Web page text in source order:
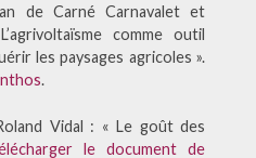
de Carné Carnavalet et
comme outil
les paysages agricoles ».
.
Vidal : « Le goût des
le document de